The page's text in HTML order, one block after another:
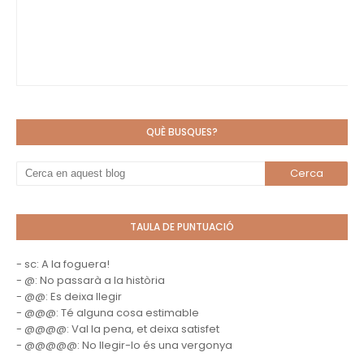
QUÈ BUSQUES?
TAULA DE PUNTUACIÓ
- sc: A la foguera!
- @: No passarà a la història
- @@: Es deixa llegir
- @@@: Té alguna cosa estimable
- @@@@: Val la pena, et deixa satisfet
- @@@@@: No llegir-lo és una vergonya